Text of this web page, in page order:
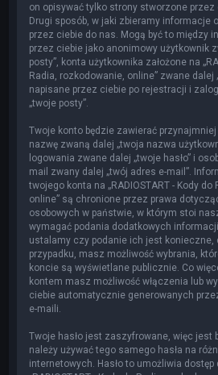
on opisywać tylko strony stworzone przez
Drugi sposób, w jaki zbieramy informacje
przez ciebie do nas. Mogą być to między
przez ciebie jako anonimowy użytkownik
posty”, konta użytkownika założone na
Radia, rozkodowanie, online” zwane dalej
napisane przez ciebie po rejestracji i
„twoje posty”.
Twoje konto będzie zawierać
nazwę zwaną dalej „twoja nazwa
logowania zwane dalej „twoje hasło” i
mail zwany dalej „twój adres e-mail”.
twojego konta na „RADIOSTART - Kody do
online” są chronione przez prawa
osobowych w państwie, w którym stoi
wymagać podania dodatkowych
ustalamy czy podanie ich jest konieczne,
przypadku, masz możliwość wybrania,
koncie są wyświetlane publicznie. Co
kontem masz możliwość włączenia lub
ciebie automatycznie generowanych
e-maili.
Twoje hasło jest zaszyfrowane, więc jest
należy używać tego samego hasła na
internetowych. Hasło to umożliwia